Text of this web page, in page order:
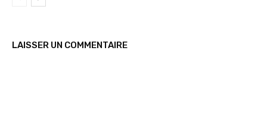
LAISSER UN COMMENTAIRE